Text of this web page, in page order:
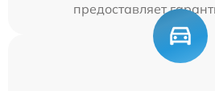
предоставляет